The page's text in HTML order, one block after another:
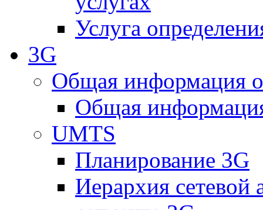
Услуга
3G
Общая информация
Общая
UMTS
Планирование 3G
Иерархия сетевой